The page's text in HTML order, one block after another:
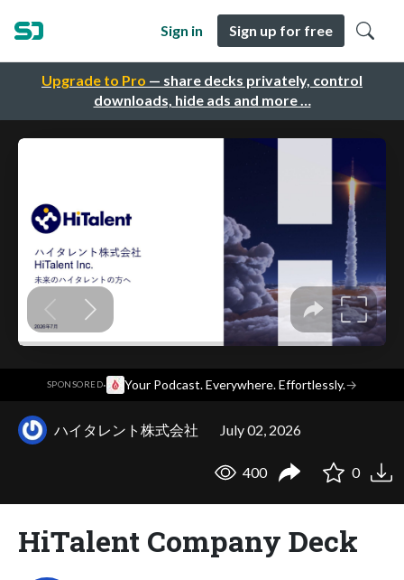
Upgrade to Pro — share decks privately, control
downloads, hide ads and more …
Sign in Sign up for free
SPONSORED· Your Podcast. Everywhere. Effortlessly.→
ハイタレント株式会社 July 02, 2026
400 0
HiTalent Company Deck